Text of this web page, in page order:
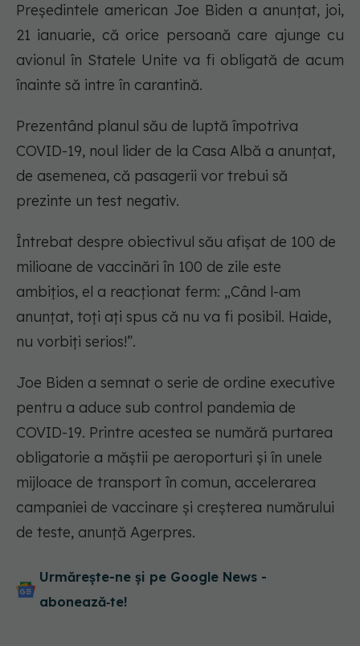
Preşedintele american Joe Biden a anunţat, joi,
21 ianuarie, că orice persoană care ajunge cu
avionul în Statele Unite va fi obligată de acum
înainte să intre în carantină.
Prezentând planul său de luptă împotriva
COVID-19, noul lider de la Casa Albă a anunţat,
de asemenea, că pasagerii vor trebui să
prezinte un test negativ.
Întrebat despre obiectivul său afişat de 100 de
milioane de vaccinări în 100 de zile este
ambiţios, el a reacţionat ferm: „Când l-am
anunţat, toţi aţi spus că nu va fi posibil. Haide,
nu vorbiţi serios!”.
Joe Biden a semnat o serie de ordine executive
pentru a aduce sub control pandemia de
COVID-19. Printre acestea se numără purtarea
obligatorie a măștii pe aeroporturi și în unele
mijloace de transport în comun, accelerarea
campaniei de vaccinare și creșterea numărului
de teste, anunță Agerpres.
Urmărește-ne și pe Google News -
abonează‑te!